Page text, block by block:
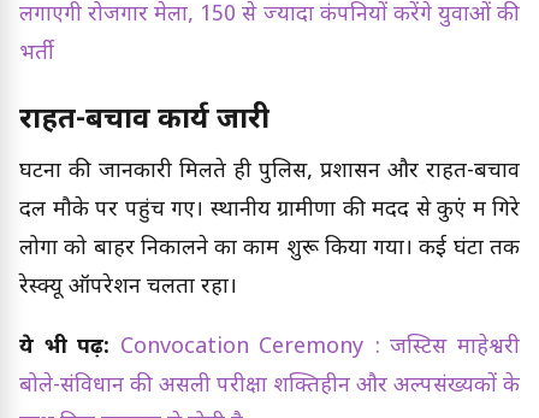
लगाएगी रोजगार मेला, 150 से ज्यादा कंपनियों करेंगे युवाओं की
भर्ती
राहत-बचाव कार्य जारी
घटना की जानकारी मिलते ही पुलिस, प्रशासन और राहत-बचाव
दल मौके पर पहुंच गए। स्थानीय ग्रामीणों की मदद से कुएं में गिरे
लोगों को बाहर निकालने का काम शुरू किया गया। कई घंटों तक
रेस्क्यू ऑपरेशन चलता रहा।
ये भी पढ़ें: Convocation Ceremony : जस्टिस माहेश्वरी
बोले-संविधान की असली परीक्षा शक्तिहीन और अल्पसंख्यकों के